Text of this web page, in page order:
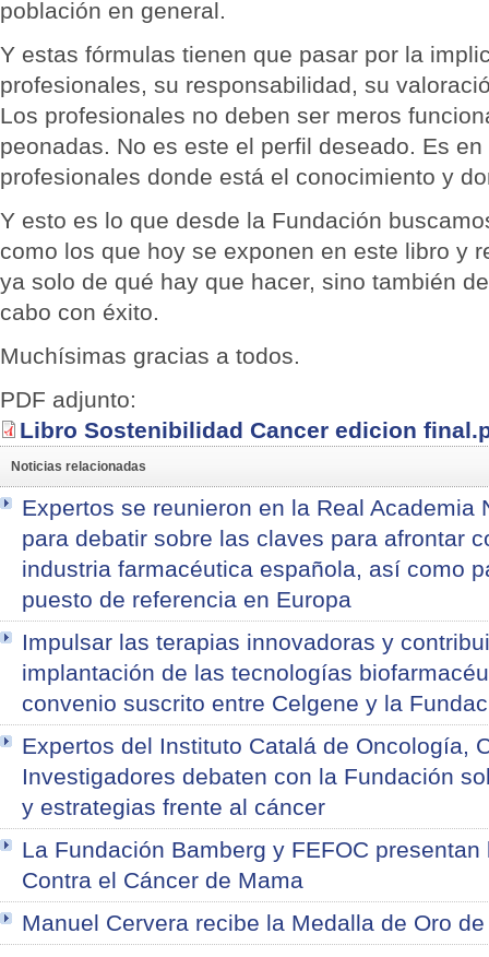
población en general.
Y estas fórmulas tienen que pasar por la
profesionales, su responsabilidad, su
Los profesionales no deben ser meros
peonadas. No es este el perfil deseado. Es
profesionales donde está el conocimiento y
Y esto es lo que desde la Fundación
como los que hoy se exponen en este libro y
ya solo de qué hay que hacer, sino también
cabo con éxito.
Muchísimas gracias a todos.
PDF adjunto:
Libro Sostenibilidad Cancer edicion
Noticias relacionadas
Expertos se reunieron en la Real Academia
para debatir sobre las claves para afrontar
industria farmacéutica española, así como
puesto de referencia en Europa
Impulsar las terapias innovadoras y
implantación de las tecnologías
convenio suscrito entre Celgene y la
Expertos del Instituto Catalá de Oncología,
Investigadores debaten con la Fundación
y estrategias frente al cáncer
La Fundación Bamberg y FEFOC
Contra el Cáncer de Mama
Manuel Cervera recibe la Medalla de Oro